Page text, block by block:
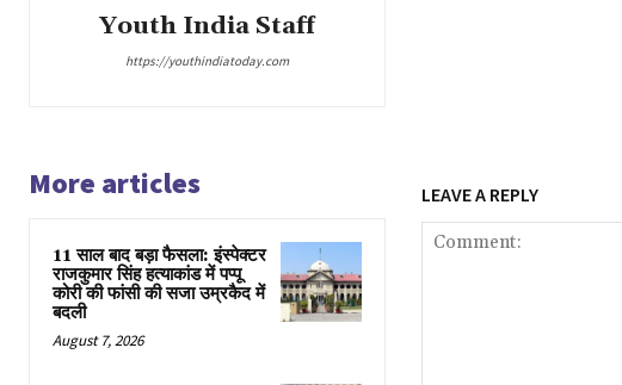
Youth India Staff
https://youthindiatoday.com
More articles
11 साल बाद बड़ा फैसला: इंस्पेक्टर
राजकुमार सिंह हत्याकांड में पप्पू
कोरी की फांसी की सजा उम्रकैद में
बदली
August 7, 2026
LEAVE A REPLY